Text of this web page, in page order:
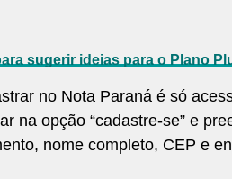
sugerir ideias para o Plano
no Nota Paraná é só
na opção “cadastre-se” e
nome completo, CEP e